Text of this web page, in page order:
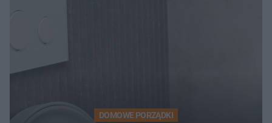
DOMOWE PORZĄDKI